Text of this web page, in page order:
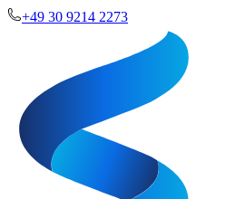
+49 30 9214 2273